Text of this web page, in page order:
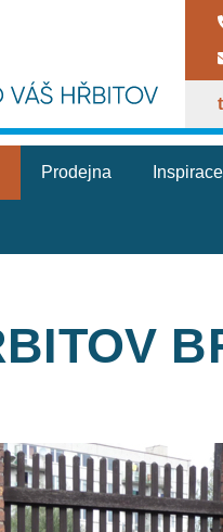
Prodejna Inspirace